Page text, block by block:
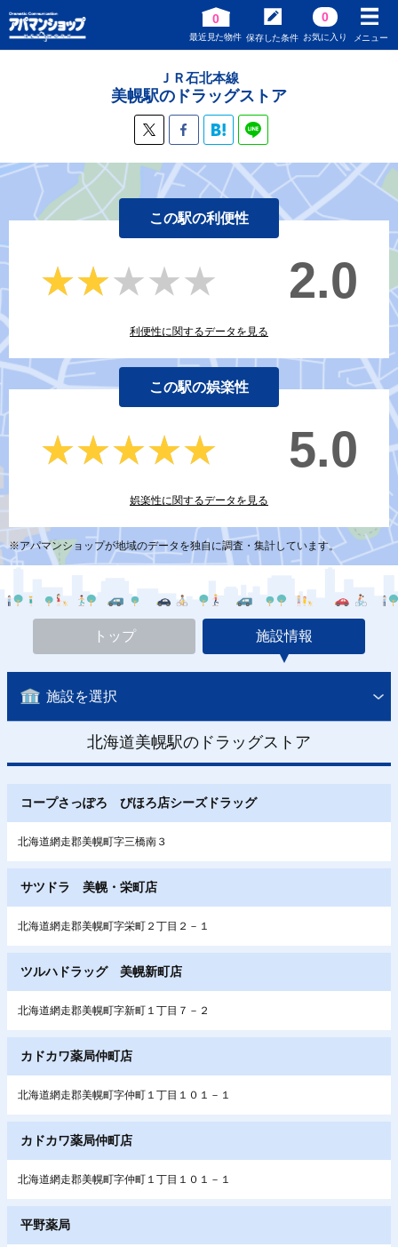
0
最近見た物件 保存した条件
0
お気に入り メニュー
ＪＲ石北本線
美幌駅のドラッグストア
この駅の利便性
★★★★★
★★★★★ 2.0
利便性に関するデータを見る
この駅の娯楽性
★★★★★
★★★★★ 5.0
娯楽性に関するデータを見る
※アパマンショップが地域のデータを独自に調査・集計しています。
トップ 施設情報
施設を選択
北海道美幌駅のドラッグストア
コープさっぽろ びほろ店シーズドラッグ
北海道網走郡美幌町字三橋南３
サツドラ 美幌・栄町店
北海道網走郡美幌町字栄町２丁目２－１
ツルハドラッグ 美幌新町店
北海道網走郡美幌町字新町１丁目７－２
カドカワ薬局仲町店
北海道網走郡美幌町字仲町１丁目１０１－１
カドカワ薬局仲町店
北海道網走郡美幌町字仲町１丁目１０１－１
平野薬局